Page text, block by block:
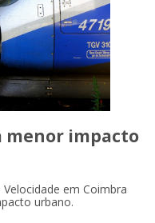
menor impacto
em Coimbra
urbano.